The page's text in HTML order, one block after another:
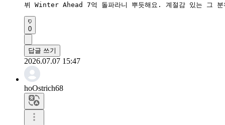
뷔 Winter Ahead 7억 돌파라니 뿌듯해요. 계절감 있는 그 분
0
답글 쓰기
2026.07.07 15:47
hoOstrich68